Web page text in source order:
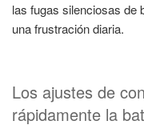
las fugas silenciosas de
una frustración diaria.
Los ajustes de
rápidamente la